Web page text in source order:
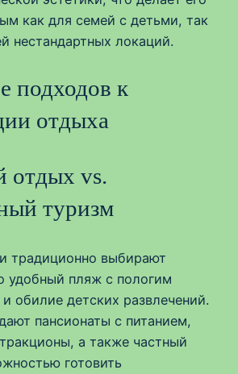
как для семей с детьми, так
нестандартных локаций.
подходов к
отдыха
отдых vs.
туризм
традиционно выбирают
удобный пляж с пологим
обилие детских развлечений.
пансионаты с питанием,
а также частный
готовить